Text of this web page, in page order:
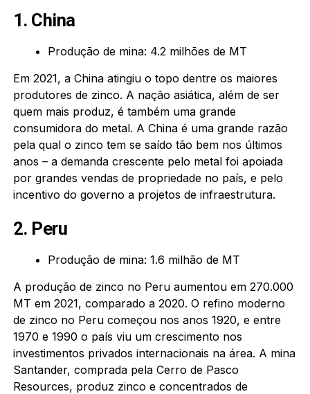
1. China
Produção de mina: 4.2 milhões de MT
Em 2021, a China atingiu o topo dentre os maiores
produtores de zinco. A nação asiática, além de ser
quem mais produz, é também uma grande
consumidora do metal. A China é uma grande razão
pela qual o zinco tem se saído tão bem nos últimos
anos – a demanda crescente pelo metal foi apoiada
por grandes vendas de propriedade no país, e pelo
incentivo do governo a projetos de infraestrutura.
2. Peru
Produção de mina: 1.6 milhão de MT
A produção de zinco no Peru aumentou em 270.000
MT em 2021, comparado a 2020. O refino moderno
de zinco no Peru começou nos anos 1920, e entre
1970 e 1990 o país viu um crescimento nos
investimentos privados internacionais na área. A mina
Santander, comprada pela Cerro de Pasco
Resources, produz zinco e concentrados de